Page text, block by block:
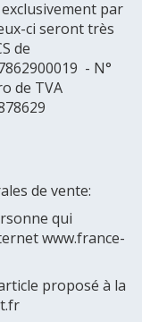
par
ci seront très
de
- N°
de TVA
de vente:
qui
www.france-
proposé à la